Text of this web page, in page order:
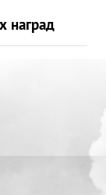
наград